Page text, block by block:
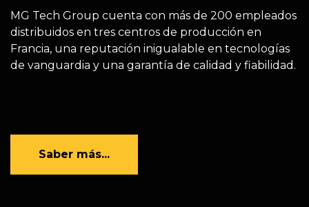
MG Tech Group cuenta con más de 200 empleados
distribuidos en tres centros de producción en
Francia, una reputación inigualable en tecnologías
de vanguardia y una garantía de calidad y fiabilidad.
Saber más...